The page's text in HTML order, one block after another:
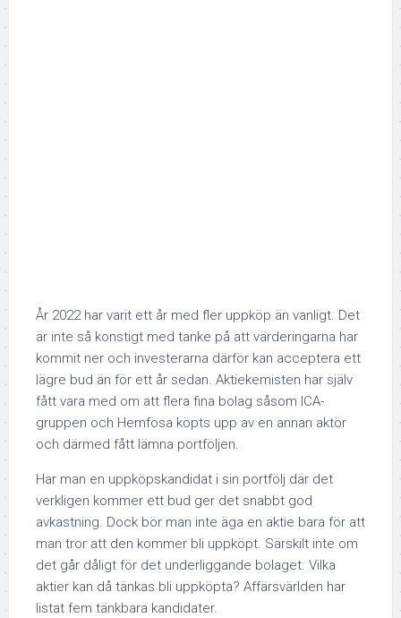
År 2022 har varit ett år med fler uppköp än vanligt. Det
är inte så konstigt med tanke på att värderingarna har
kommit ner och investerarna därför kan acceptera ett
lägre bud än för ett år sedan. Aktiekemisten har själv
fått vara med om att flera fina bolag såsom ICA-
gruppen och Hemfosa köpts upp av en annan aktör
och därmed fått lämna portföljen.
Har man en uppköpskandidat i sin portfölj där det
verkligen kommer ett bud ger det snabbt god
avkastning. Dock bör man inte äga en aktie bara för att
man tror att den kommer bli uppköpt. Särskilt inte om
det går dåligt för det underliggande bolaget. Vilka
aktier kan då tänkas bli uppköpta? Affärsvärlden har
listat fem tänkbara kandidater.